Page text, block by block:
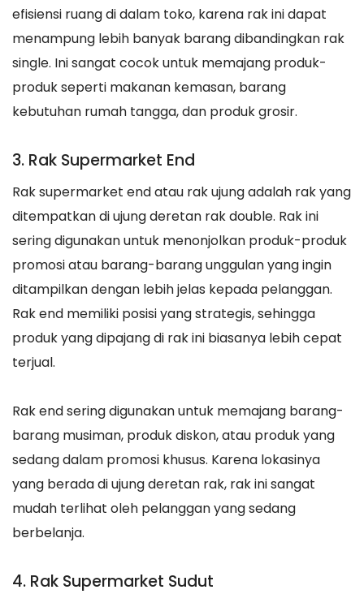
efisiensi ruang di dalam toko, karena rak ini dapat
menampung lebih banyak barang dibandingkan rak
single. Ini sangat cocok untuk memajang produk-
produk seperti makanan kemasan, barang
kebutuhan rumah tangga, dan produk grosir.
3. Rak Supermarket End
Rak supermarket end atau rak ujung adalah rak yang
ditempatkan di ujung deretan rak double. Rak ini
sering digunakan untuk menonjolkan produk-produk
promosi atau barang-barang unggulan yang ingin
ditampilkan dengan lebih jelas kepada pelanggan.
Rak end memiliki posisi yang strategis, sehingga
produk yang dipajang di rak ini biasanya lebih cepat
terjual.
Rak end sering digunakan untuk memajang barang-
barang musiman, produk diskon, atau produk yang
sedang dalam promosi khusus. Karena lokasinya
yang berada di ujung deretan rak, rak ini sangat
mudah terlihat oleh pelanggan yang sedang
berbelanja.
4. Rak Supermarket Sudut